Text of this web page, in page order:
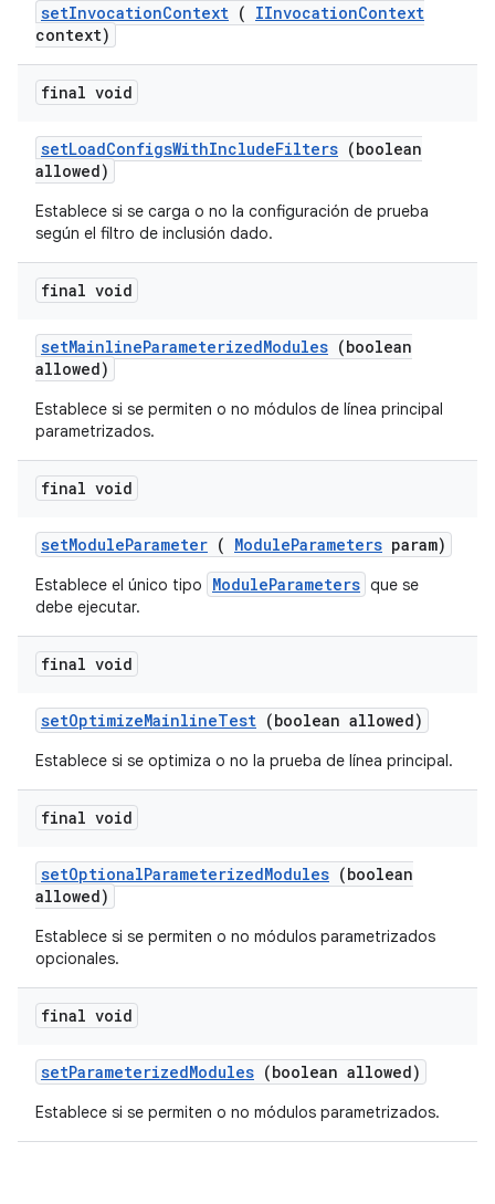
setInvocationContext ( IInvocationContext
context)
final void
setLoadConfigsWithIncludeFilters (boolean
allowed)
Establece si se carga o no la configuración de prueba
según el filtro de inclusión dado.
final void
setMainlineParameterizedModules (boolean
allowed)
Establece si se permiten o no módulos de línea principal
parametrizados.
final void
setModuleParameter ( ModuleParameters param)
Establece el único tipo ModuleParameters que se
debe ejecutar.
final void
setOptimizeMainlineTest (boolean allowed)
Establece si se optimiza o no la prueba de línea principal.
final void
setOptionalParameterizedModules (boolean
allowed)
Establece si se permiten o no módulos parametrizados
opcionales.
final void
setParameterizedModules (boolean allowed)
Establece si se permiten o no módulos parametrizados.